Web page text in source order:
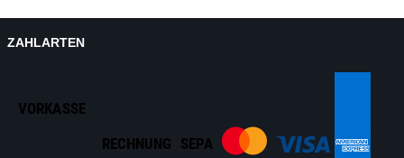
ZAHLARTEN
VORKASSE
RECHNUNG SEPA